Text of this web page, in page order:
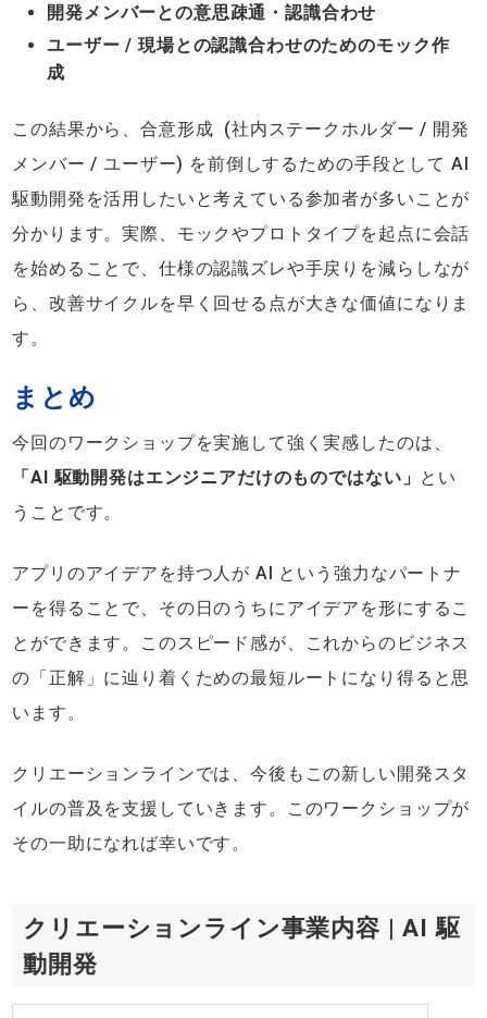
開発メンバーとの意思疎通・認識合わせ
ユーザー / 現場との認識合わせのためのモック作
成
この結果から、合意形成 (社内ステークホルダー / 開発
メンバー / ユーザー) を前倒しするための手段として AI
駆動開発を活用したいと考えている参加者が多いことが
分かります。実際、モックやプロトタイプを起点に会話
を始めることで、仕様の認識ズレや手戻りを減らしなが
ら、改善サイクルを早く回せる点が大きな価値になりま
す。
まとめ
今回のワークショップを実施して強く実感したのは、
「AI 駆動開発はエンジニアだけのものではない」 とい
うことです。
アプリのアイデアを持つ人が AI という強力なパートナ
ーを得ることで、その日のうちにアイデアを形にするこ
とができます。このスピード感が、これからのビジネス
の「正解」に辿り着くための最短ルートになり得ると思
います。
クリエーションラインでは、今後もこの新しい開発スタ
イルの普及を支援していきます。このワークショップが
その一助になれば幸いです。
クリエーションライン事業内容 | AI 駆
動開発